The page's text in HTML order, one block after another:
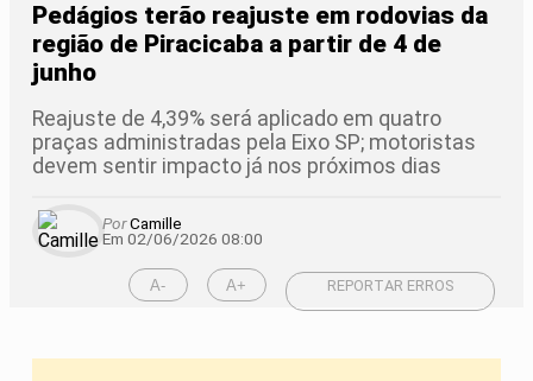
Pedágios terão reajuste em rodovias da
região de Piracicaba a partir de 4 de
junho
Reajuste de 4,39% será aplicado em quatro
praças administradas pela Eixo SP; motoristas
devem sentir impacto já nos próximos dias
PorCamille
Em 02/06/2026 08:00
A- A+ REPORTAR ERROS